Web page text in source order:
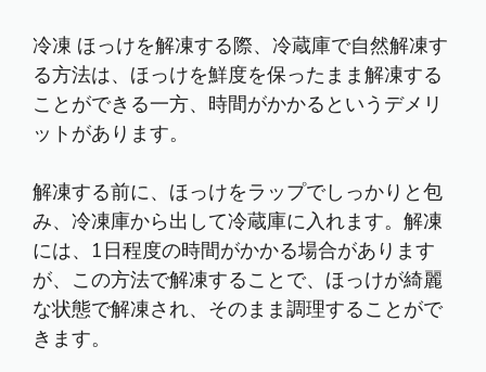
冷凍 ほっけを解凍する際、冷蔵庫で自然解凍す
る方法は、ほっけを鮮度を保ったまま解凍する
ことができる一方、時間がかかるというデメリ
ットがあります。
解凍する前に、ほっけをラップでしっかりと包
み、冷凍庫から出して冷蔵庫に入れます。解凍
には、1日程度の時間がかかる場合があります
が、この方法で解凍することで、ほっけが綺麗
な状態で解凍され、そのまま調理することがで
きます。